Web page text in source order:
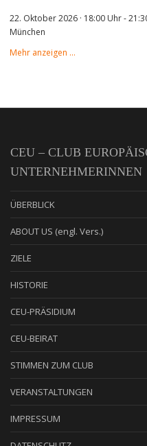
22. Oktober 2026 · 18:00 Uhr-
München
Mehr anzeigen …
CEU – CLUB
UNTERNEHMERINNEN
ÜBERBLICK
ABOUT US (engl. Vers.)
ZIELE
HISTORIE
CEU-PRÄSIDIUM
CEU-BEIRAT
STIMMEN ZUM CLUB
VERANSTALTUNGEN
IMPRESSUM